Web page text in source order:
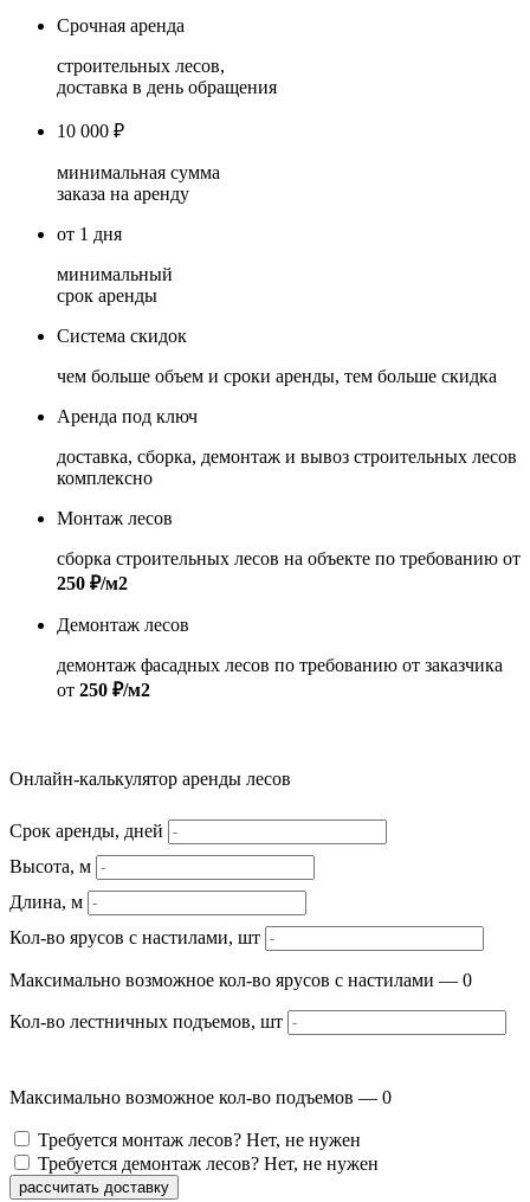
Срочная аренда
строительных лесов,
доставка в день обращения
10 000 ₽
минимальная сумма
заказа на аренду
от 1 дня
минимальный
срок аренды
Система скидок
чем больше объем и сроки аренды, тем больше скидка
Аренда под ключ
доставка, сборка, демонтаж и вывоз строительных лесов
комплексно
Монтаж лесов
сборка строительных лесов на объекте по требованию от
250 ₽/м2
Демонтаж лесов
демонтаж фасадных лесов по требованию от заказчика
от 250 ₽/м2
Онлайн-калькулятор аренды лесов
Срок аренды, дней
Высота, м
Длина, м
Кол-во ярусов с настилами, шт
Максимально возможное кол-во ярусов с настилами — 0
Кол-во лестничных подъемов, шт
Максимально возможное кол-во подъемов — 0
Требуется монтаж лесов? Нет, не нужен
Требуется демонтаж лесов? Нет, не нужен
рассчитать доставку